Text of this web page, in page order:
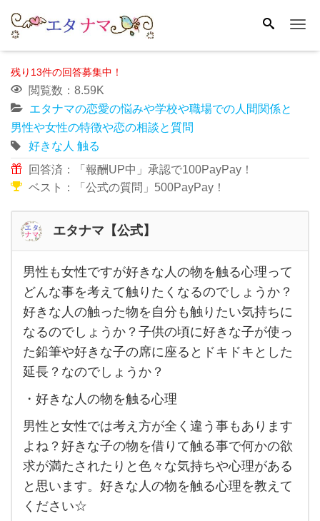
残り13件の回答募集中！
閲覧数：8.59K
エタナマの恋愛の悩みや学校や職場での人間関係と
男性や女性の特徴や恋の相談と質問
好きな人 触る
回答済：「報酬UP中」承認で100PayPay！
ベスト：「公式の質問」500PayPay！
エタナマ【公式】
男性
も女
性で
す
が好
き
な人
の物
を触
る心
理っ
男性も女性ですが好きな人の物を触る心理って
どんな事を考えて触りたくなるのでしょうか？
好きな人の触った物を自分も触りたい気持ちに
なるのでしょうか？子供の頃に好きな子が使っ
た鉛筆や好きな子の席に座るとドキドキとした
延長？なのでしょうか？
・好きな人の物を触る心理
男性と女性では考え方が全く違う事もあります
よね？好きな子の物を借りて触る事で何かの欲
求が満たされたりと色々な気持ちや心理がある
と思います。好きな人の物を触る心理を教えて
ください☆